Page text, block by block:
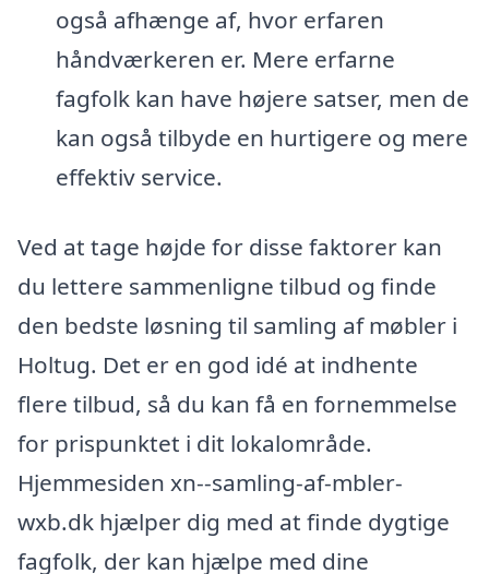
også afhænge af, hvor erfaren
håndværkeren er. Mere erfarne
fagfolk kan have højere satser, men de
kan også tilbyde en hurtigere og mere
effektiv service.
Ved at tage højde for disse faktorer kan
du lettere sammenligne tilbud og finde
den bedste løsning til samling af møbler i
Holtug. Det er en god idé at indhente
flere tilbud, så du kan få en fornemmelse
for prispunktet i dit lokalområde.
Hjemmesiden xn--samling-af-mbler-
wxb.dk hjælper dig med at finde dygtige
fagfolk, der kan hjælpe med dine